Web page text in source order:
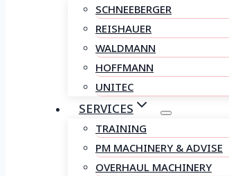
SCHNEEBERGER
REISHAUER
WALDMANN
HOFFMANN
UNITEC
SERVICES
TRAINING
PM MACHINERY & ADVISE
OVERHAUL MACHINERY